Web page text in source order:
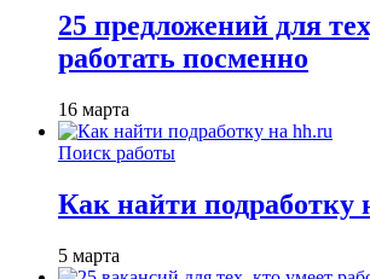
25 предложений для
работать посменно
16 марта
Поиск работы
Как найти подработку
5 марта